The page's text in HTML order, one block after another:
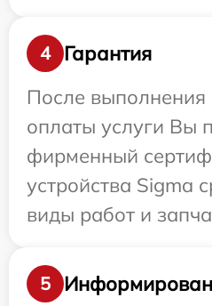
4
Гарантия
После выполнения
оплаты услуги Вы
фирменный
устройства Sigma
виды работ и
5